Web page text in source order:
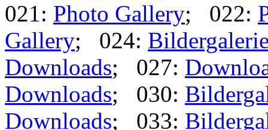
021: Photo Gallery; 022:
Gallery; 024:
Downloads; 027:
Downloads; 030:
Downloads; 033: